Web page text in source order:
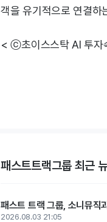
객을 유기적으로 연결하
< ⓒ초이스스탁 AI 투자
패스트트랙그룹 최근
패스트 트랙 그룹, 소니뮤
2026.08.03 21:05